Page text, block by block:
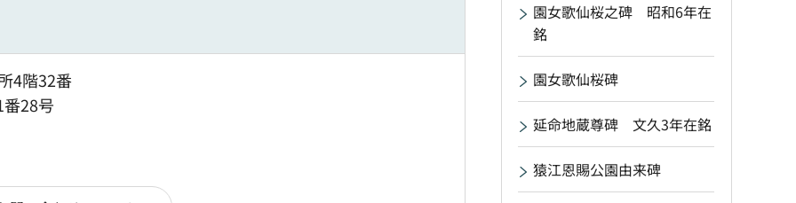
4階32番
28号
園女歌仙桜之碑 昭和6年在
銘
園女歌仙桜碑
延命地蔵尊碑 文久3年在銘
猿江恩賜公園由来碑